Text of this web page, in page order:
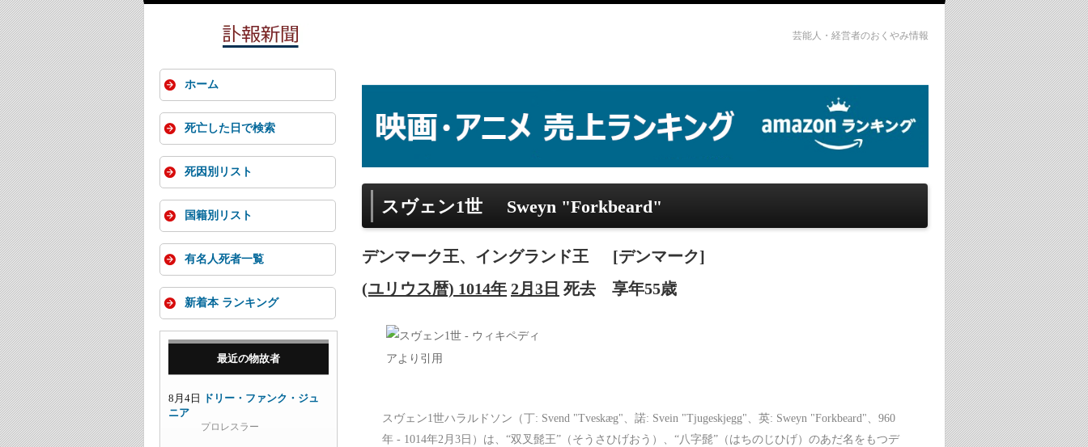
芸能人・経営者のおくやみ情報
スヴェン1世 Sweyn "Forkbeard"
デンマーク王、イングランド王
[デンマーク]
(ユリウス暦) 1014年 2月3日 死去 享年55歳
スヴェン1世ハラルドソン（丁: Svend "Tveskæg"、諾: Svein "Tjugeskjegg"、英: Sweyn "Forkbeard"、960
年 - 1014年2月3日）は、“双叉髭王”（そうさひげおう）、“八字髭”（はちのじひげ）のあだ名をもつデ
ホーム
死亡した日で検索
死因別リスト
国籍別リスト
有名人死者一覧
新着本 ランキング
最近の物故者
8月4日
ドリー・ファンク・ジュ
ニア
プロレスラー